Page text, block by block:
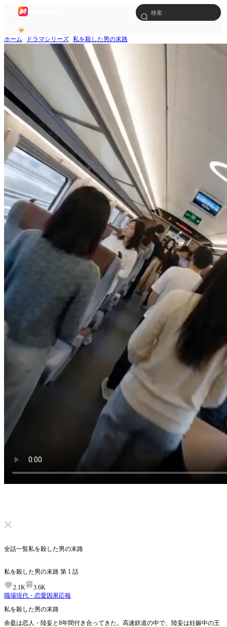
ホーム ドラマシリーズ 私を殺した男の末路
ミュートを解除する
私も陸妄も席が
あるし
全話一覧私を殺した男の末路
私を殺した男の末路 第 1 話
2.1K
3.6K
職場現代・恋愛因果応報
私を殺した男の末路
余盈は恋人・陸妄と8年間付き合ってきた。高速鉄道の中で、陸妄は妊娠中の王